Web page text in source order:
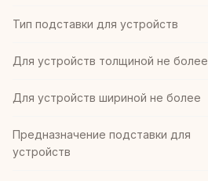
Тип подставки для устройств
Для устройств толщиной не более
Для устройств шириной не более
Предназначение подставки для
устройств